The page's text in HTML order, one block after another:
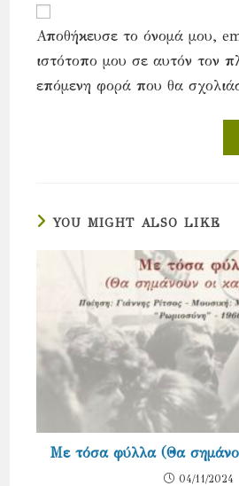
URL
(optional)
Αποθήκευσε το όνομά μου,
ιστότοπο μου σε αυτόν τον
επόμενη φορά που θα
YOU MIGHT ALSO LIKE
Με τόσα φύλλα (Θα
04/11/2024